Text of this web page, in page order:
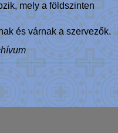
mely a földszinten
és várnak a szervezők.